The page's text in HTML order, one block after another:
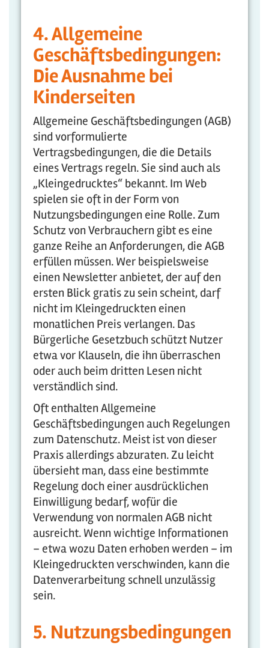
4. Allgemeine
Geschäftsbedingungen:
Die Ausnahme bei
Kinderseiten
Allgemeine Geschäftsbedingungen (AGB)
sind vorformulierte
Vertragsbedingungen, die die Details
eines Vertrags regeln. Sie sind auch als
„Kleingedrucktes“ bekannt. Im Web
spielen sie oft in der Form von
Nutzungsbedingungen eine Rolle. Zum
Schutz von Verbrauchern gibt es eine
ganze Reihe an Anforderungen, die AGB
erfüllen müssen. Wer beispielsweise
einen Newsletter anbietet, der auf den
ersten Blick gratis zu sein scheint, darf
nicht im Kleingedruckten einen
monatlichen Preis verlangen. Das
Bürgerliche Gesetzbuch schützt Nutzer
etwa vor Klauseln, die ihn überraschen
oder auch beim dritten Lesen nicht
verständlich sind.
Oft enthalten Allgemeine
Geschäftsbedingungen auch Regelungen
zum Datenschutz. Meist ist von dieser
Praxis allerdings abzuraten. Zu leicht
übersieht man, dass eine bestimmte
Regelung doch einer ausdrücklichen
Einwilligung bedarf, wofür die
Verwendung von normalen AGB nicht
ausreicht. Wenn wichtige Informationen
– etwa wozu Daten erhoben werden – im
Kleingedruckten verschwinden, kann die
Datenverarbeitung schnell unzulässig
sein.
5. Nutzungsbedingungen